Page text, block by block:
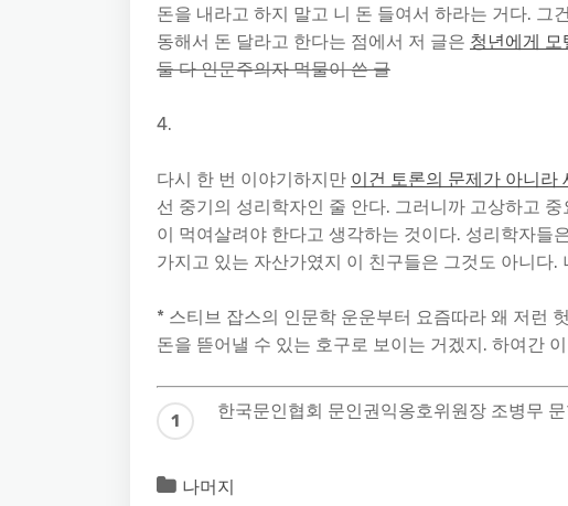
돈을 내라고 하지 말고 니 돈 들여서 하라는 거다. 그
동해서 돈 달라고 한다는 점에서 저 글은 청년에게 모
둘 다 인문주의자 먹물이 쓴 글
4.
다시 한 번 이야기하지만 이건 토론의 문제가 아니라
선 중기의 성리학자인 줄 안다. 그러니까 고상하고
이 먹여살려야 한다고 생각하는 것이다. 성리학자들
가지고 있는 자산가였지 이 친구들은 그것도 아니다.
* 스티브 잡스의 인문학 운운부터 요즘따라 왜 저런
돈을 뜯어낼 수 있는 호구로 보이는 거겠지. 하여간
한국문인협회 문인권익옹호위원장 조병무
나머지